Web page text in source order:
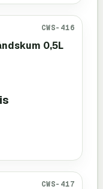
CWS-416
0,5L
CWS-417